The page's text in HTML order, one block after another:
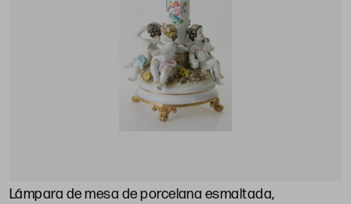
Lámpara de mesa de porcelana esmaltada,